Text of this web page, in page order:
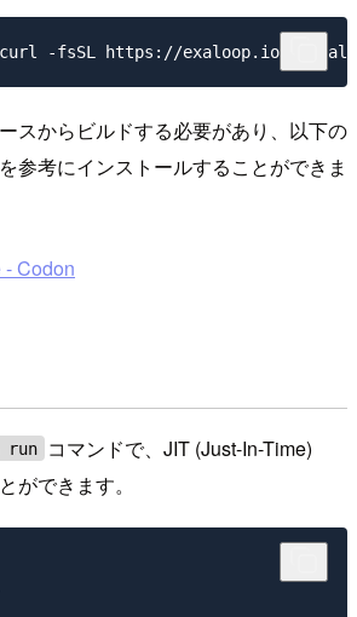
スからビルドする必要があり、以下の
参考にインストールすることができま
Codon
run
コマンドで、JIT (Just-In-Time)
ができます。